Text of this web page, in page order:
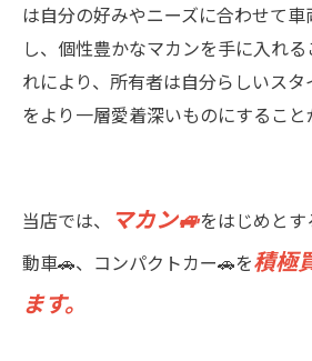
は自分の好みやニーズに合わせて
し、個性豊かなマカンを手に入れ
れにより、所有者は自分らしいス
をより一層愛着深いものにすること
当店では、 マカン🚙をはじめと
動車🚗、コンパクトカー🚗を積極
ます。